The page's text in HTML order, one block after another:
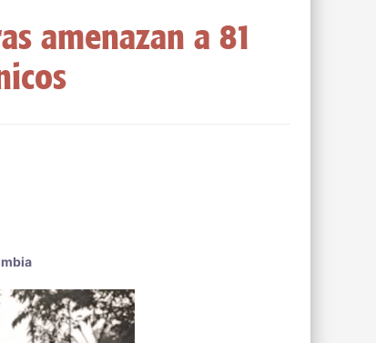
amenazan a 81